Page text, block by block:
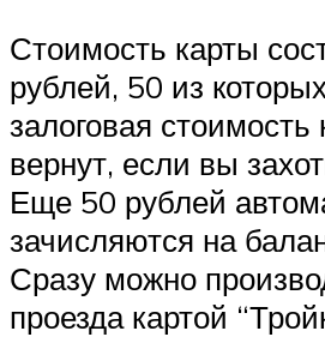
Стоимость карты
рублей, 50 из
залоговая
вернут, если вы
Еще 50 рублей
зачисляются на
Сразу можно
проезда картой